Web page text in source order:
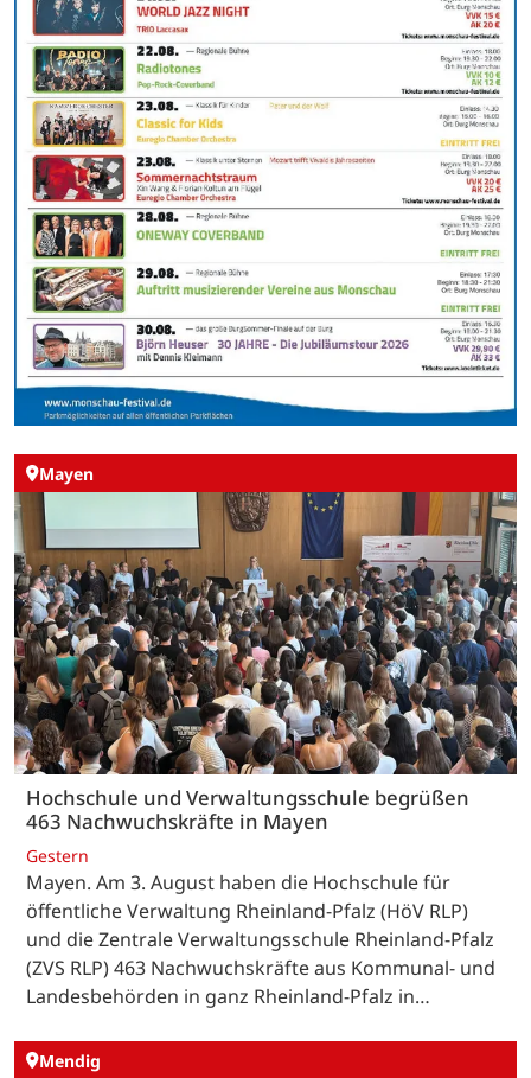
Mayen
Hochschule und Verwaltungsschule begrüßen
463 Nachwuchskräfte in Mayen
Gestern
Mayen. Am 3. August haben die Hochschule für
öffentliche Verwaltung Rheinland-Pfalz (HöV RLP)
und die Zentrale Verwaltungsschule Rheinland-Pfalz
(ZVS RLP) 463 Nachwuchskräfte aus Kommunal- und
Landesbehörden in ganz Rheinland-Pfalz in…
Mendig